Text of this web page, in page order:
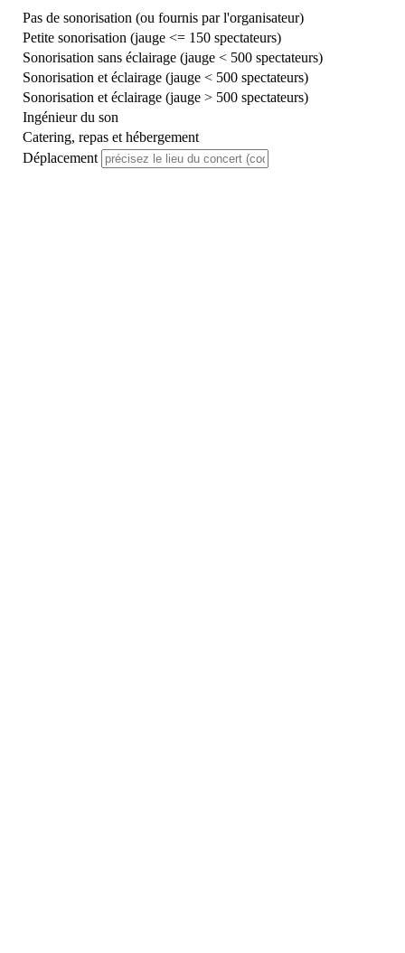
Pas de sonorisation (ou fournis par l'organisateur)
Petite sonorisation (jauge <= 150 spectateurs)
Sonorisation sans éclairage (jauge < 500 spectateurs)
Sonorisation et éclairage (jauge < 500 spectateurs)
Sonorisation et éclairage (jauge > 500 spectateurs)
Ingénieur du son
Catering, repas et hébergement
Déplacement